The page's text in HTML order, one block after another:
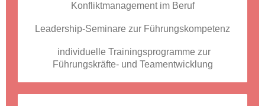
Konfliktmanagement im Beruf
Leadership-Seminare zur Führungskompetenz
individuelle Trainingsprogramme zur
Führungskräfte- und Teamentwicklung